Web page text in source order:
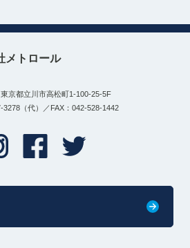
メトロール
京都立川市高松町1-100-25-5F
3278（代）／FAX：042-528-1442